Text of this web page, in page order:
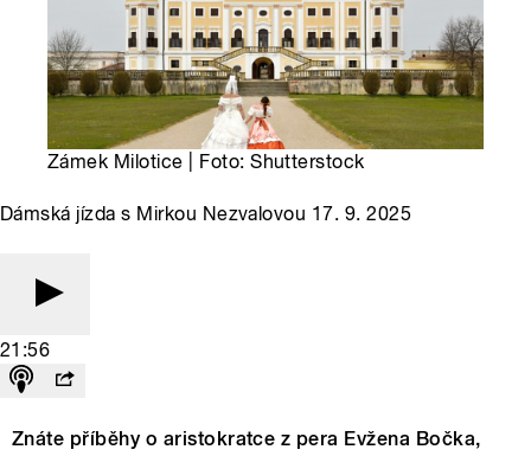
Zámek Milotice | Foto: Shutterstock
Dámská jízda s Mirkou Nezvalovou 17. 9. 2025
21:56
Znáte příběhy o aristokratce z pera Evžena Bočka,